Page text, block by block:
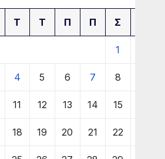
Τ Τ Π Π Σ
1
4 5 6 7 8
11 12 13 14 15
18 19 20 21 22